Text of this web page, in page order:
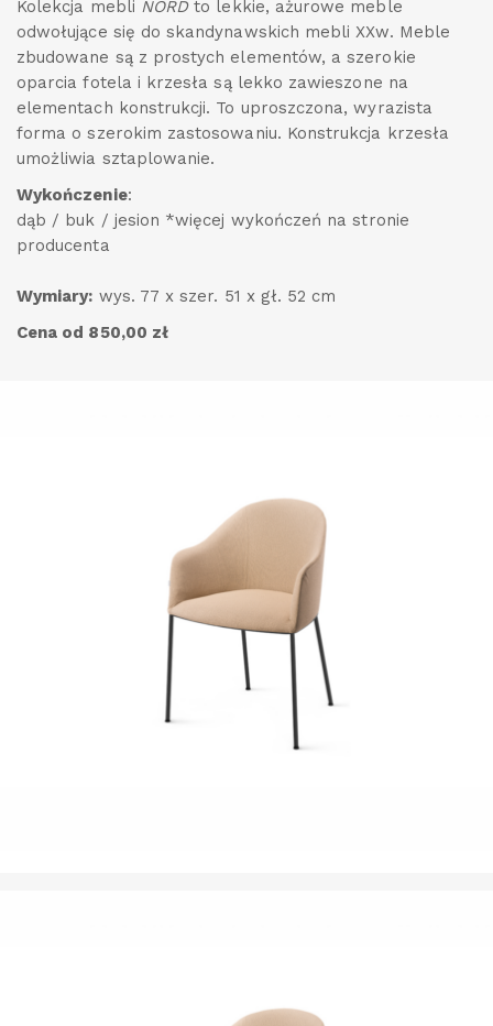
Kolekcja mebli NORDto lekkie, ażurowe meble
odwołujące się do skandynawskich mebli XXw. Meble
zbudowane są z prostych elementów, a szerokie
oparcia fotela i krzesła są lekko zawieszone na
elementach konstrukcji. To uproszczona, wyrazista
forma o szerokim zastosowaniu. Konstrukcja krzesła
umożliwia sztaplowanie.
Wykończenie:
dąb / buk / jesion *więcej wykończeń na stronie
producenta
Wymiary: wys. 77 x szer. 51 x gł. 52 cm
Cena od 850,00 zł